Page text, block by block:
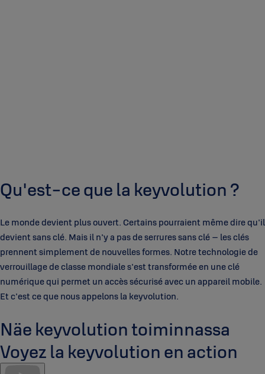
Qu'est-ce que la keyvolution ?
Le monde devient plus ouvert. Certains pourraient même dire qu'il
devient sans clé. Mais il n'y a pas de serrures sans clé – les clés
prennent simplement de nouvelles formes. Notre technologie de
verrouillage de classe mondiale s'est transformée en une clé
numérique qui permet un accès sécurisé avec un appareil mobile.
Et c'est ce que nous appelons la keyvolution.
Näe keyvolution toiminnassa
Voyez la keyvolution en action